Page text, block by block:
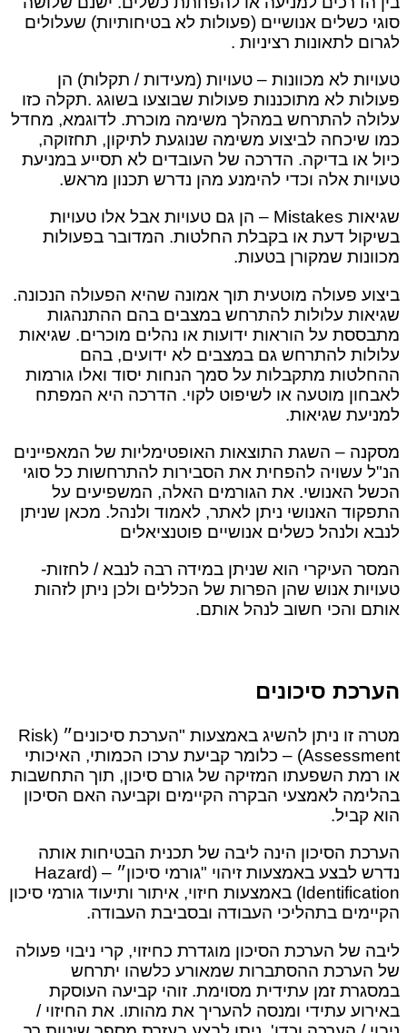
סוגי כשלים אנושיים (פעולות לא בטיחותיות) שעלולים
לגרום לתאונות רציניות .
טעויות לא מכוונות – טעויות (מעידות / תקלות) הן
פעולות לא מתוכננות פעולות שבוצעו בשוגג .תקלה כזו
עלולה להתרחש במהלך משימה מוכרת. לדוגמא, מחדל
כמו שיכחה לביצוע משימה שנוגעת לתיקון, תחזוקה,
כיול או בדיקה. הדרכה של העובדים לא תסייע במניעת
טעויות אלה וכדי להימנע מהן נדרש תכנון מראש.
שגיאות Mistakes – הן גם טעויות אבל אלו טעויות
בשיקול דעת או בקבלת החלטות. המדובר בפעולות
מכוונות שמקורן בטעות.
ביצוע פעולה מוטעית תוך אמונה שהיא הפעולה הנכונה.
שגיאות עלולות להתרחש במצבים בהם ההתנהגות
מתבססת על הוראות ידועות או נהלים מוכרים. שגיאות
עלולות להתרחש גם במצבים לא ידועים, בהם
ההחלטות מתקבלות על סמך הנחות יסוד ואלו גורמות
לאבחון מוטעה או לשיפוט לקוי. הדרכה היא המפתח
למניעת שגיאות.
מסקנה – השגת התוצאות האופטימליות של המאפיינים
הנ"ל עשויה להפחית את הסבירות להתרחשות כל סוגי
הכשל האנושי. את הגורמים האלה, המשפיעים על
התפקוד האנושי ניתן לאתר, לאמוד ולנהל. מכאן שניתן
לנבא ולנהל כשלים אנושיים פוטנציאלים
טעויות אנוש שהן­ הפרות של הכללים ולכן ניתן­ לזהות
אותם והכי חשוב לנהל אותם.
הערכת סיכונים
מטרה זו ניתן להשיג באמצעות "הערכת סיכונים״ (Risk
Assessment) – כלומר קביעת ערכו הכמותי, האיכותי
או רמת השפעתו המזיקה של גורם סיכון, תוך התחשבות
בהלימה לאמצעי הבקרה הקיימים וקביעה האם הסיכון
הוא קביל.
הערכת הסיכון הינה ליבה של תכנית הבטיחות אותה
נדרש לבצע באמצעות זיהוי "גורמי סיכון״ – (Hazard
Identification) באמצעות חיזוי, איתור ותיעוד גורמי סיכון
הקיימים בתהליכי העבודה ובסביבת העבודה.
ליבה של הערכת הסיכון מוגדרת כחיזוי, קרי ניבוי פעולה
של הערכת ההסתברות‎ שמאורע כלשהו יתרחש
במסגרת זמן עתידית מסוימת. זוהי קביעה העוסקת
באירוע עתידי ומנסה להעריך את מהותו. את החיזוי /